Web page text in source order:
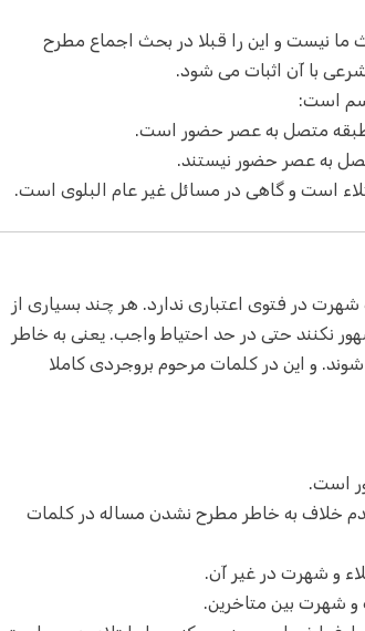
نیست و این را قبلا در بحث اجماع مطرح
با آن اثبات می شود.
است:
متصل به عصر حضور است.
به عصر حضور نیستند.
است و گاهی در مسائل غیر عام البلوی است.
در فتوی اعتباری ندارد. هر چند بسیاری از
نکنند حتی در حد احتیاط واجب. یعنی به خاطر
و این در کلمات مرحوم بروجردی کاملا
خلاف به خاطر مطرح نشدن مساله در کلمات
و شهرت در غیر آن.
شهرت بین متاخرین.